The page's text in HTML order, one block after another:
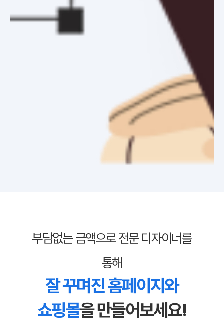
부담없는 금액으로 전문 디자이너를
통해
잘 꾸며진 홈페이지와
쇼핑몰을 만들어보세요!
ISMS 인증 정보
인증범위 : 클릭엔, 퍼스트몰, 이셀러스,
가비아CNS마케팅센터